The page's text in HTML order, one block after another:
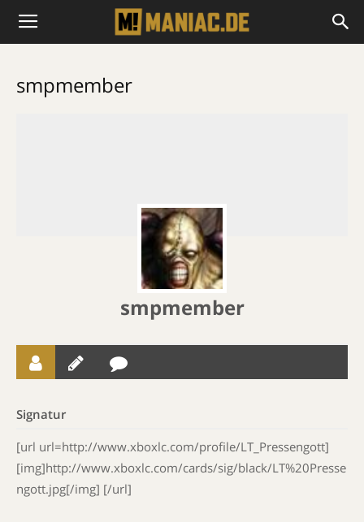
smpmember
smpmember
Signatur
[url url=http://www.xboxlc.com/profile/LT_Pressengott]
[img]http://www.xboxlc.com/cards/sig/black/LT%20Presse
ngott.jpg[/img] [/url]